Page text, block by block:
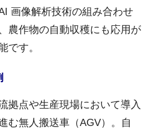
画像解析技術の組み合わせ
農作物の自動収穫にも応用が
です。
拠点や生産現場において導入
む無人搬送車（AGV）。自